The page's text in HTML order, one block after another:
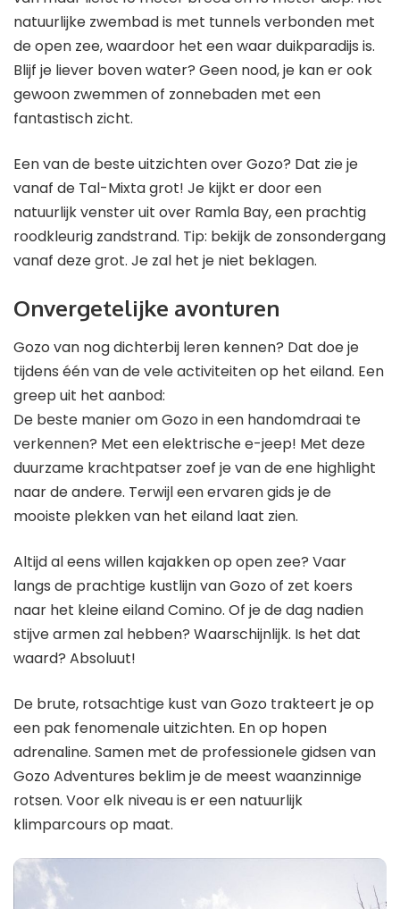
natuurlijke zwembad is met tunnels verbonden met
de open zee, waardoor het een waar duikparadijs is.
Blijf je liever boven water? Geen nood, je kan er ook
gewoon zwemmen of zonnebaden met een
fantastisch zicht.
Een van de beste uitzichten over Gozo? Dat zie je
vanaf de Tal-Mixta grot! Je kijkt er door een
natuurlijk venster uit over Ramla Bay, een prachtig
roodkleurig zandstrand. Tip: bekijk de zonsondergang
vanaf deze grot. Je zal het je niet beklagen.
Onvergetelijke avonturen
Gozo van nog dichterbij leren kennen? Dat doe je
tijdens één van de vele activiteiten op het eiland. Een
greep uit het aanbod:
De beste manier om Gozo in een handomdraai te
verkennen? Met een elektrische e-jeep! Met deze
duurzame krachtpatser zoef je van de ene highlight
naar de andere. Terwijl een ervaren gids je de
mooiste plekken van het eiland laat zien.
Altijd al eens willen kajakken op open zee? Vaar
langs de prachtige kustlijn van Gozo of zet koers
naar het kleine eiland Comino. Of je de dag nadien
stijve armen zal hebben? Waarschijnlijk. Is het dat
waard? Absoluut!
De brute, rotsachtige kust van Gozo trakteert je op
een pak fenomenale uitzichten. En op hopen
adrenaline. Samen met de professionele gidsen van
Gozo Adventures beklim je de meest waanzinnige
rotsen. Voor elk niveau is er een natuurlijk
klimparcours op maat.